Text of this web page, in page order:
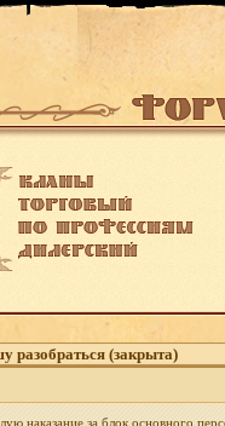
разобраться (закрыта)
наказание за блок основного